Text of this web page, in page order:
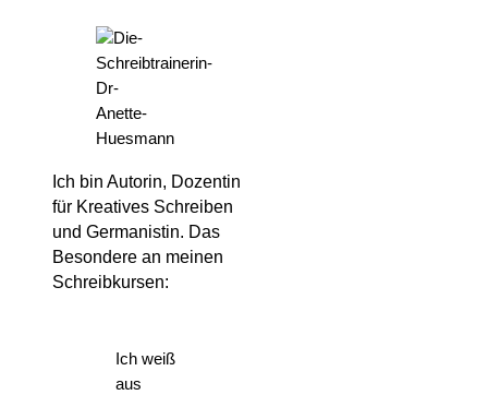
Ich bin Autorin, Dozentin
für Kreatives Schreiben
und Germanistin. Das
Besondere an meinen
Schreibkursen:
Ich weiß
aus